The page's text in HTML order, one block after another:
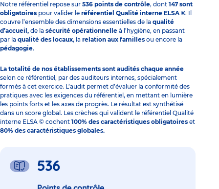
Notre référentiel repose sur 536 points de contrôle, dont 147 sont
obligatoires pour valider le référentiel Qualité interne ELSA ©. Il
couvre l’ensemble des dimensions essentielles de la qualité
d’accueil, de la sécurité opérationnelle à l’hygiène, en passant
par la qualité des locaux, la relation aux familles ou encore la
pédagogie.
La totalité de nos établissements sont audités chaque année
selon ce référentiel, par des auditeurs internes, spécialement
formés à cet exercice. L’audit permet d’évaluer la conformité des
pratiques avec les exigences du référentiel, en mettant en lumière
les points forts et les axes de progrès. Le résultat est synthétisé
dans un score global. Les crèches qui valident le référentiel Qualité
interne ELSA © cochent 100% des caractéristiques obligatoires et
80% des caractéristiques globales.
536